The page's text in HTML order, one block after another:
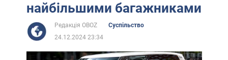
Африка
найбільшими багажниками
Редакція OBOZ
Суспільство
24.12.2024 23:34